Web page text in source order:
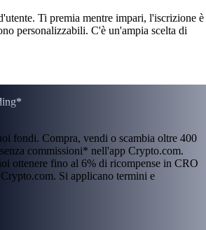
Ti premia mentre impari, l'iscrizione è
personalizzabili. C'è un'ampia scelta di
fondi. Compra, vendi o scambia oltre 400
commissioni* nell'app Crypto.com.
ottenere fino al 6% di ricompense in CRO
Si applicano termini e